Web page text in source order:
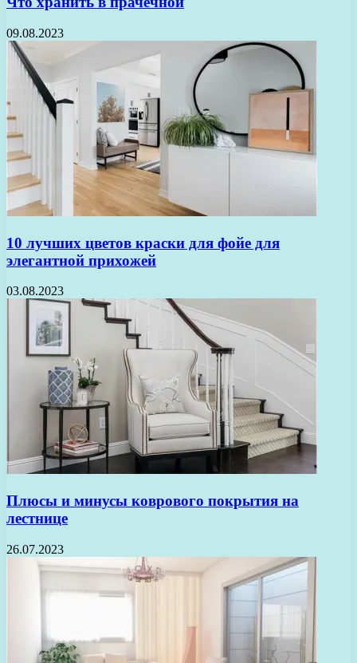
09.08.2023
10 лучших цветов краски для фойе для
элегантной прихожей
03.08.2023
Плюсы и минусы коврового покрытия на
лестнице
26.07.2023